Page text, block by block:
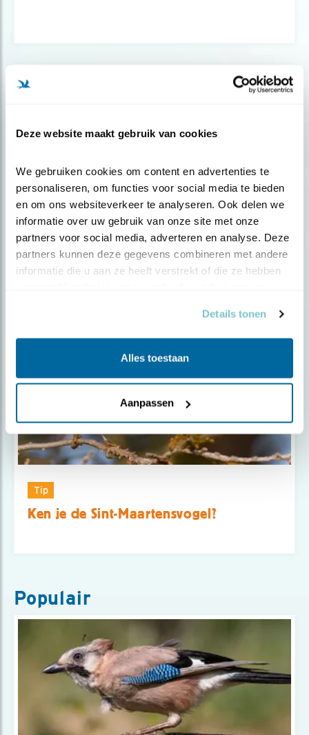
Deze website maakt gebruik van cookies
We gebruiken cookies om content en advertenties te
personaliseren, om functies voor social media te bieden
en om ons websiteverkeer te analyseren. Ook delen we
informatie over uw gebruik van onze site met onze
partners voor social media, adverteren en analyse. Deze
partners kunnen deze gegevens combineren met andere
informatie die u aan ze heeft verstrekt of die ze hebben
Details tonen
Alles toestaan
Aanpassen
Tip
Nu te zien: sneeuw- en vorsttrek
Tip
Ken je de Sint-Maartensvogel?
Populair